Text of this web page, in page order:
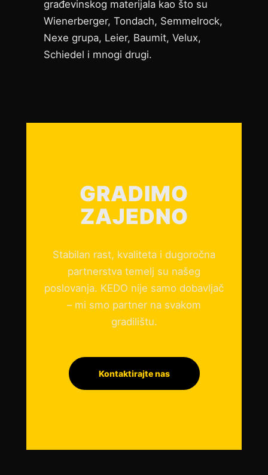
građevinskog materijala kao što su
Wienerberger, Tondach, Semmelrock,
Nexe grupa, Leier, Baumit, Velux,
Schiedel i mnogi drugi.
GRADIMO
ZAJEDNO
Stabilan rast, kvaliteta i dugoročna
partnerstva temelj su našeg
poslovanja. KEDO nije samo dobavljač
– mi smo partner na svakom
gradilištu.
Kontaktirajte nas